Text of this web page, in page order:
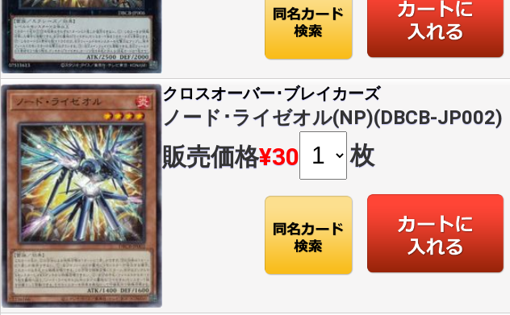
クロスオーバー･ブレイカーズ
ノード･ライゼオル(NP)(DBCB-JP002)
販売価格¥30 枚